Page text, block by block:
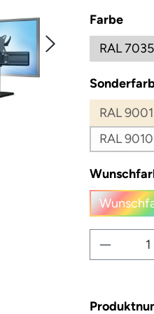
Farbe
RAL
RAL
RAL